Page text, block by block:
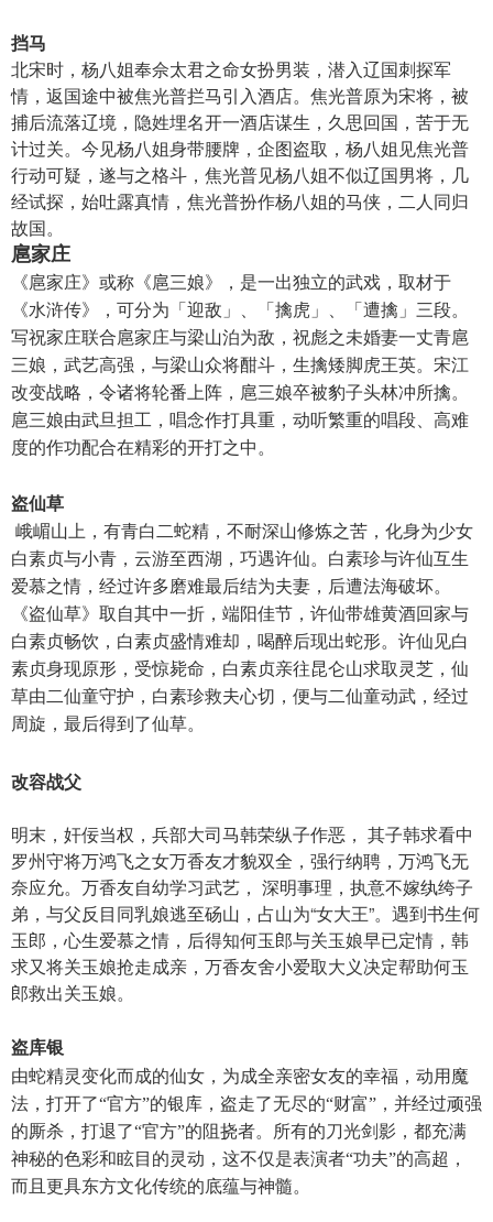
挡马
北宋时，杨八姐奉佘太君之命女扮男装，潜入辽国刺探军
情，返国途中被焦光普拦马引入酒店。焦光普原为宋将，被
捕后流落辽境，隐姓埋名开一酒店谋生，久思回国，苦于无
计过关。今见杨八姐身带腰牌，企图盗取，杨八姐见焦光普
行动可疑，遂与之格斗，焦光普见杨八姐不似辽国男将，几
经试探，始吐露真情，焦光普扮作杨八姐的马侠，二人同归
故国。
扈家庄
《扈家庄》或称《扈三娘》，是一出独立的武戏，取材于
《水浒传》，可分为「迎敌」、「擒虎」、「遭擒」三段。
写祝家庄联合扈家庄与梁山泊为敌，祝彪之未婚妻一丈青扈
三娘，武艺高强，与梁山众将酣斗，生擒矮脚虎王英。宋江
改变战略，令诸将轮番上阵，扈三娘卒被豹子头林冲所擒。
扈三娘由武旦担工，唱念作打具重，动听繁重的唱段、高难
度的作功配合在精彩的开打之中。
盗仙草
峨嵋山上，有青白二蛇精，不耐深山修炼之苦，化身为少女
白素贞与小青，云游至西湖，巧遇许仙。白素珍与许仙互生
爱慕之情，经过许多磨难最后结为夫妻，后遭法海破坏。
《盗仙草》取自其中一折，端阳佳节，许仙带雄黄酒回家与
白素贞畅饮，白素贞盛情难却，喝醉后现出蛇形。许仙见白
素贞身现原形，受惊毙命，白素贞亲往昆仑山求取灵芝，仙
草由二仙童守护，白素珍救夫心切，便与二仙童动武，经过
周旋，最后得到了仙草。
改容战父
明末，奸佞当权，兵部大司马韩荣纵子作恶， 其子韩求看中
罗州守将万鸿飞之女万香友才貌双全，强行纳聘，万鸿飞无
奈应允。万香友自幼学习武艺， 深明事理，执意不嫁纨绔子
弟，与父反目同乳娘逃至砀山，占山为“女大王”。遇到书生何
玉郎，心生爱慕之情，后得知何玉郎与关玉娘早已定情，韩
求又将关玉娘抢走成亲，万香友舍小爱取大义决定帮助何玉
郎救出关玉娘。
盗库银
由蛇精灵变化而成的仙女，为成全亲密女友的幸福，动用魔
法，打开了“官方”的银库，盗走了无尽的“财富”，并经过顽强
的厮杀，打退了“官方”的阻挠者。所有的刀光剑影，都充满
神秘的色彩和眩目的灵动，这不仅是表演者“功夫”的高超，
而且更具东方文化传统的底蕴与神髓。